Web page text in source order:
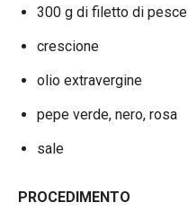
300 g di filetto di
crescione
olio extravergine
pepe verde, nero, rosa
sale
PROCEDIMENTO